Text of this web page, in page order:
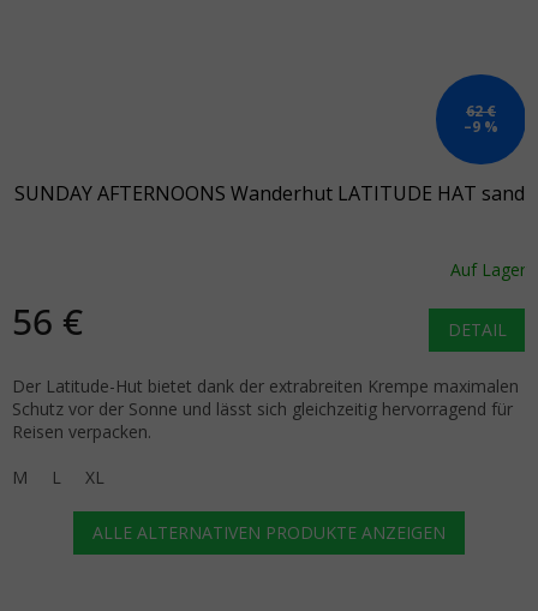
62 €
–9 %
SUNDAY AFTERNOONS Wanderhut LATITUDE HAT sand
Auf Lager
56 € DETAIL
Der Latitude-Hut bietet dank der extrabreiten Krempe maximalen
Schutz vor der Sonne und lässt sich gleichzeitig hervorragend für
Reisen verpacken.
M
L XL
ALLE ALTERNATIVEN PRODUKTE ANZEIGEN